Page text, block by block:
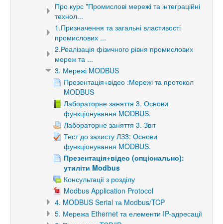
Про курс "Промислові мережі та інтеграційні
технол...
1.Призначення та загальні властивості
промислових ...
2.Реалізація фізичного рівня промислових
мереж та ...
3. Мережі MODBUS
Презентація+відео :Мережі та протокол
MODBUS
Лабораторне заняття 3. Основи
функціонування MODBUS.
Лабораторне заняття 3. Звіт
Тест до захисту ЛЗ3: Основи
функціонування MODBUS.
Презентація+відео (опціонально):
утиліти Modbus
Консультації з розділу
Modbus Application Protocol
4. MODBUS Serial та Modbus/TCP
5. Мережа Ethernet та елементи IP-адресації